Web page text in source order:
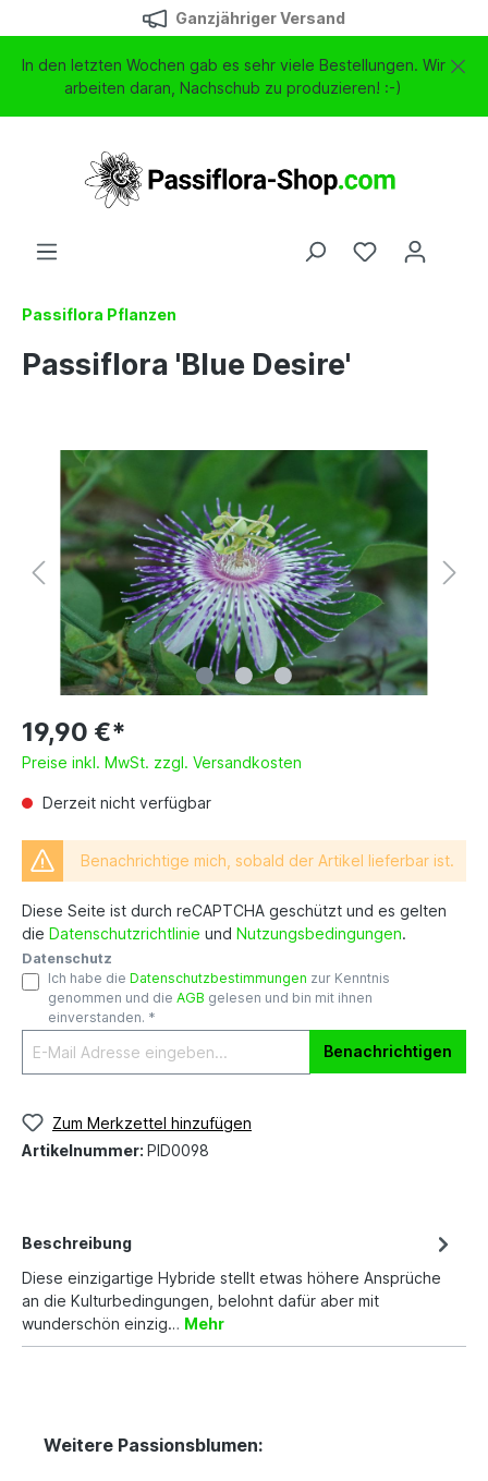
Ganzjähriger Versand
In den letzten Wochen gab es sehr viele Bestellungen. Wir
arbeiten daran, Nachschub zu produzieren! :-)
Passiflora Pflanzen
Passiflora 'Blue Desire'
19,90 €*
Preise inkl. MwSt. zzgl. Versandkosten
Derzeit nicht verfügbar
Benachrichtige mich, sobald der Artikel lieferbar ist.
Diese Seite ist durch reCAPTCHA geschützt und es gelten
die Datenschutzrichtlinie und Nutzungsbedingungen.
Datenschutz
Ich habe die Datenschutzbestimmungen zur Kenntnis
genommen und die AGB gelesen und bin mit ihnen
einverstanden. *
Benachrichtigen
Zum Merkzettel hinzufügen
Artikelnummer: PID0098
Beschreibung
Diese einzigartige Hybride stellt etwas höhere Ansprüche
an die Kulturbedingungen, belohnt dafür aber mit
wunderschön einzig… Mehr
Weitere Passionsblumen: